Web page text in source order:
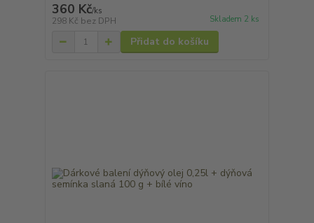
360 Kč/ks
298 Kč bez DPH Skladem 2 ks
Přidat do košíku